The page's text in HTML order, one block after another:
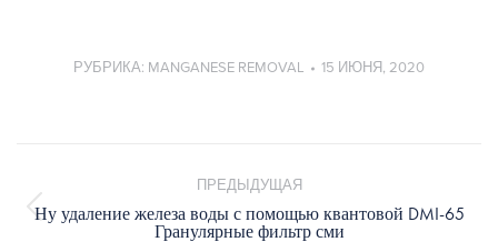
РУБРИКА: MANGANESE REMOVAL 15 ИЮНЯ, 2020
записям
ПРЕДЫДУЩАЯ
Предыдущая
запись:
Ну удаление железа воды с помощью квантовой DMI-65
Гранулярные фильтр сми